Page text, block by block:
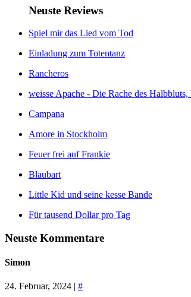
Neuste Reviews
Spiel mir das Lied vom Tod
Einladung zum Totentanz
Rancheros
weisse Apache - Die Rache des Halbbluts,
Campana
Amore in Stockholm
Feuer frei auf Frankie
Blaubart
Little Kid und seine kesse Bande
Für tausend Dollar pro Tag
Neuste Kommentare
Simon
24. Februar, 2024 | #